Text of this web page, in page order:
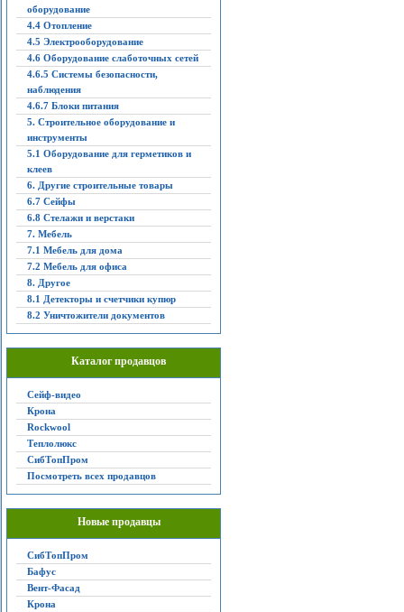
оборудование
4.4 Отопление
4.5 Электрооборудование
4.6 Оборудование слаботочных сетей
4.6.5 Системы безопасности,
наблюдения
4.6.7 Блоки питания
5. Строительное оборудование и
инструменты
5.1 Оборудование для герметиков и
клеев
6. Другие строительные товары
6.7 Сейфы
6.8 Стелажи и верстаки
7. Мебель
7.1 Мебель для дома
7.2 Мебель для офиса
8. Другое
8.1 Детекторы и счетчики купюр
8.2 Уничтожители документов
Каталог продавцов
Сейф-видео
Крона
Rockwool
Теплолюкс
СибТопПром
Посмотреть всех продавцов
Новые продавцы
СибТопПром
Бафус
Вент-Фасад
Крона